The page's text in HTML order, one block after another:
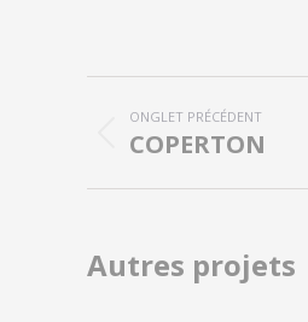
Navigation
commentaire
ONGLET PRÉCÉDENT
Onglet
COPERTON
Autres projets